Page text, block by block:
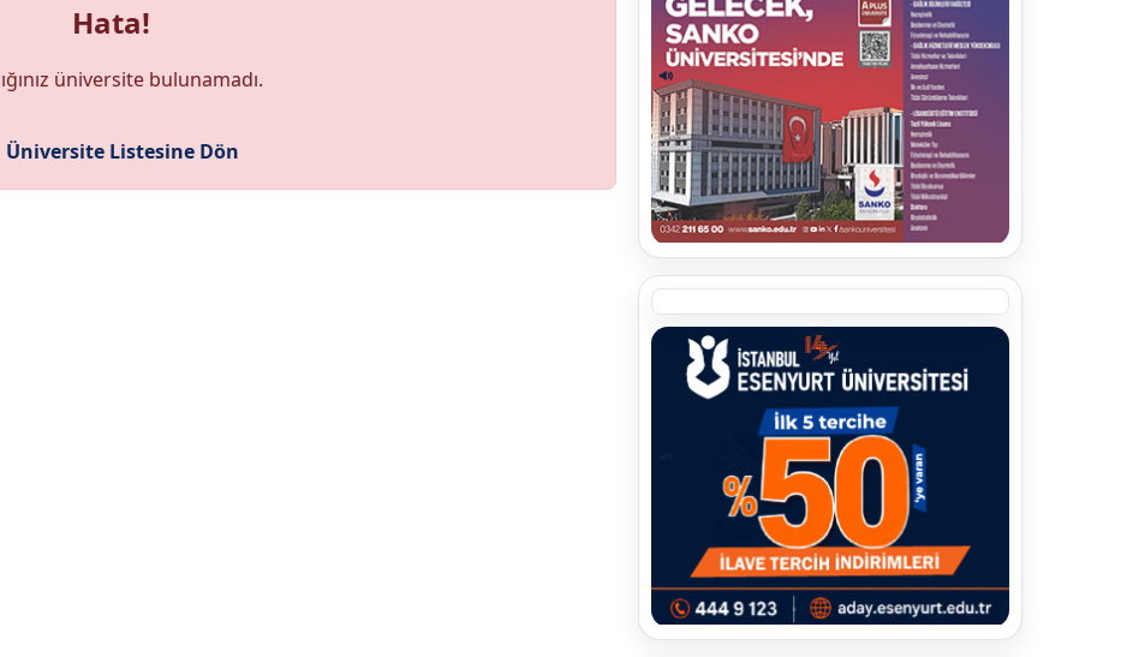
Hata!
üniversite bulunamadı.
Listesine Dön